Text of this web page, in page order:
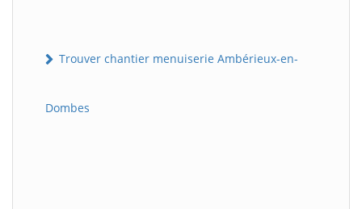
Trouver chantier menuiserie Ambérieux-en-
Dombes